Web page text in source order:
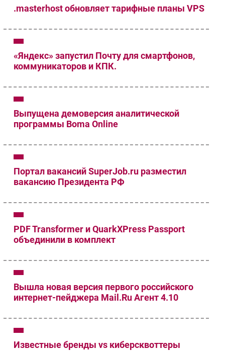
Инновации
РАЗДЕЛЫ
Новости
Аналитика
Интервью
Проекты
Тестовый стенд
.masterhost обновляет тарифные планы VPS
«Яндекс» запустил Почту для смартфонов,
коммуникаторов и КПК.
Выпущена демоверсия аналитической
программы Boma Online
Портал вакансий SuperJob.ru разместил
вакансию Президента РФ
PDF Transformer и QuarkXPress Passport
объединили в комплект
Вышла новая версия первого российского
интернет-пейджера Mail.Ru Агент 4.10
Известные бренды vs киберсквоттеры